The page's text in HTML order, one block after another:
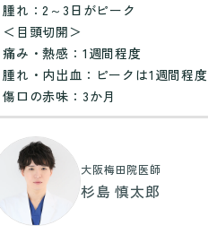
腫れ：2～3日がピーク
＜目頭切開＞
痛み・熱感：1週間程度
腫れ・内出血：ピークは1週間程度
傷口の赤味：3か月
大阪梅田院医師
杉島 慎太郎